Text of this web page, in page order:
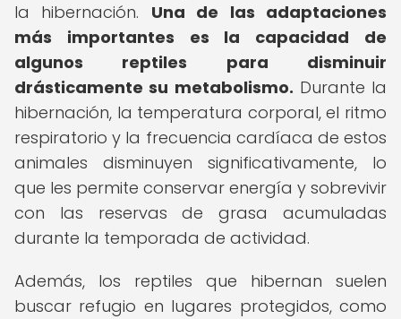
la hibernación. Una de las adaptaciones
más importantes es la capacidad de
algunos reptiles para disminuir
drásticamente su metabolismo. Durante la
hibernación, la temperatura corporal, el ritmo
respiratorio y la frecuencia cardíaca de estos
animales disminuyen significativamente, lo
que les permite conservar energía y sobrevivir
con las reservas de grasa acumuladas
durante la temporada de actividad.
Además, los reptiles que hibernan suelen
buscar refugio en lugares protegidos, como